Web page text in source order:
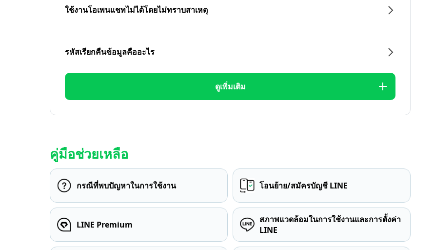
ใช้งานโอเพนแชทไม่ได้โดยไม่ทราบสาเหตุ
รหัสเรียกคืนข้อมูลคืออะไร
ดูเพิ่มเติม
คู่มือช่วยเหลือ
กรณีที่พบปัญหาในการใช้งาน โอนย้าย/สมัครบัญชี LINE
LINE Premium
สภาพแวดล้อมในการใช้งานและการตั้งค่า
LINE